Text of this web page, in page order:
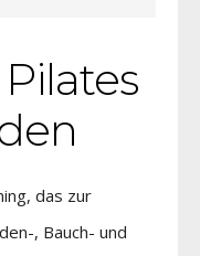
das zur
, Bauch- und